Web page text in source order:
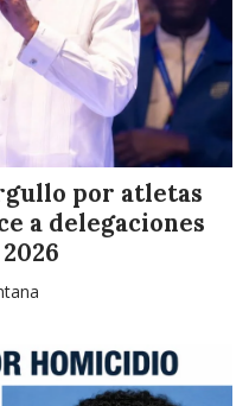
por atletas
a delegaciones